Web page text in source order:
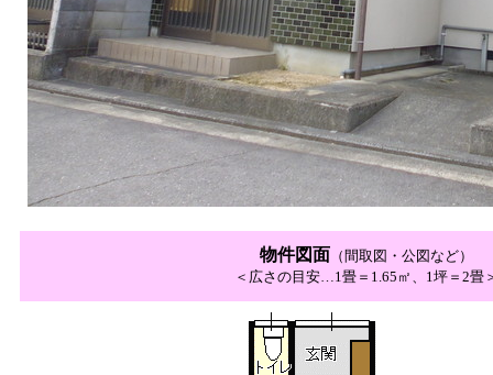
物件図面 （間取図・公図など）
＜広さの目安…1畳＝1.65㎡、1坪＝2畳